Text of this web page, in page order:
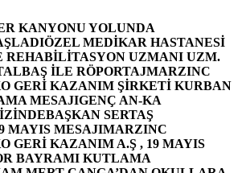
KANYONU YOLUNDA
ÖZEL MEDİKAR HASTANESİ
REHABİLİTASYON UZMANI UZM.
İLE RÖPORTAJMARZINC
GERİ KAZANIM ŞİRKETİ KURBAN
MESAJIGENÇ AN-KA
BAŞKAN SERTAŞ
MAYIS MESAJIMARZINC
GERİ KAZANIM A.Ş , 19 MAYIS
BAYRAMI KUTLAMA